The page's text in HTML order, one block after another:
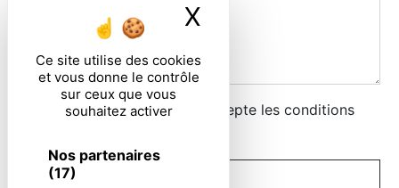
Ce site utilise des cookies
et vous donne le contrôle
sur ceux que vous
souhaitez activer
Nos partenaires
(17)
X
En cochant cette case, j'accepte les conditions